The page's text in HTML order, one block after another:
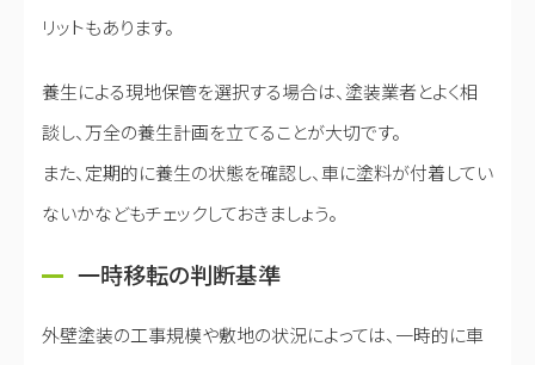
リットもあります。
養生による現地保管を選択する場合は、塗装業者とよく相
談し、万全の養生計画を立てることが大切です。
また、定期的に養生の状態を確認し、車に塗料が付着してい
ないかなどもチェックしておきましょう。
一時移転の判断基準
外壁塗装の工事規模や敷地の状況によっては、一時的に車